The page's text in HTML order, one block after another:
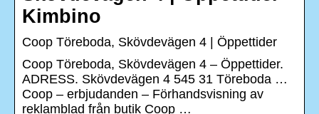
Kimbino
Coop Töreboda, Skövdevägen 4 | Öppettider
Coop Töreboda, Skövdevägen 4 – Öppettider.
ADRESS. Skövdevägen 4 545 31 Töreboda …
Coop – erbjudanden – Förhandsvisning av
reklamblad från butik Coop …